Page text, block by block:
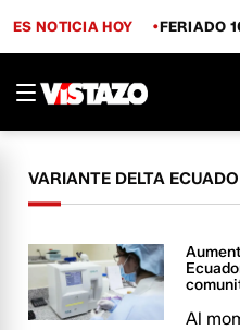
ES NOTICIA HOY FERIADO
VARIANTE DELTA
Al